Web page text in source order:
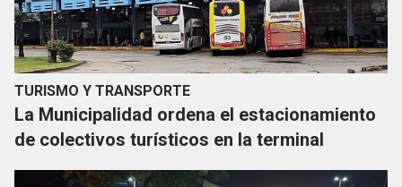
TURISMO Y TRANSPORTE
La Municipalidad ordena el estacionamiento
de colectivos turísticos en la terminal